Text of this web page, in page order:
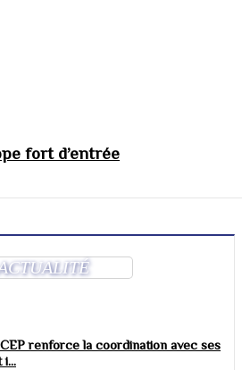
fort d’entrée
renforce la coordination avec ses
i...